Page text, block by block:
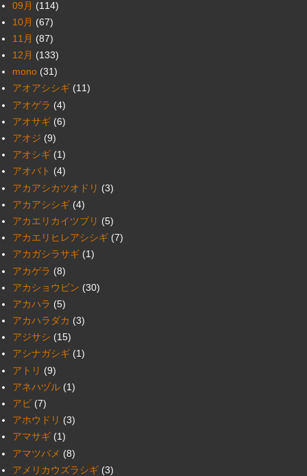
09月 (114)
10月 (67)
11月 (87)
12月 (133)
mono (31)
アオアシシギ (11)
アオゲラ (4)
アオサギ (6)
アオジ (9)
アオシギ (1)
アオバト (4)
アカアシカツオドリ (3)
アカアシシギ (4)
アカエリカイツブリ (5)
アカエリヒレアシシギ (7)
アカガシラサギ (1)
アカゲラ (8)
アカショウビン (30)
アカハラ (5)
アカハラダカ (3)
アジサシ (15)
アシナガシギ (1)
アトリ (9)
アネハヅル (1)
アビ (7)
アホウドリ (3)
アマサギ (1)
アマツバメ (8)
アメリカウズラシギ (3)